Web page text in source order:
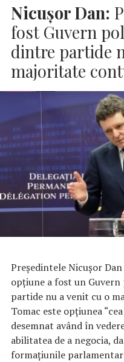
Nicuşor Dan:
fost Guvern
dintre partide
majoritate
Preşedintele Nicuşor
opţiune a fost un
partide nu a venit cu o
Tomac este opţiunea
desemnat având în
abilitatea de a negocia,
formaţiunile